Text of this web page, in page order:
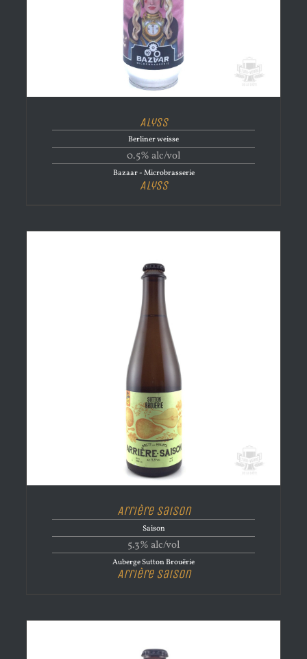
Alyss
Berliner weisse
0.5% alc/vol
Bazaar - Microbrasserie
Alyss
Arrière Saison
Saison
5.3% alc/vol
Auberge Sutton Brouërie
Arrière Saison